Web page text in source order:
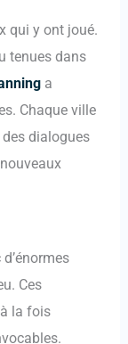
qui y ont joué.
tenues dans
a
Chaque ville
dialogues
Ces
la fois